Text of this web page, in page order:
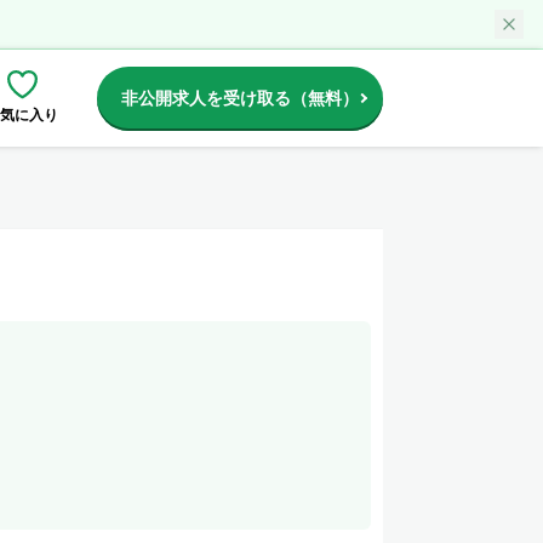
に入り
非公開求人を受け取る（無料）